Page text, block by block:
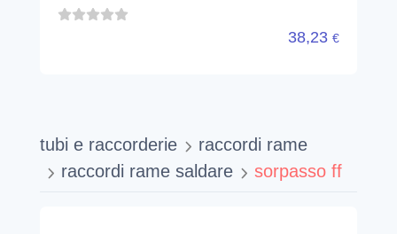
38,23 €
tubi e raccorderie
raccordi rame
raccordi rame saldare
sorpasso ff